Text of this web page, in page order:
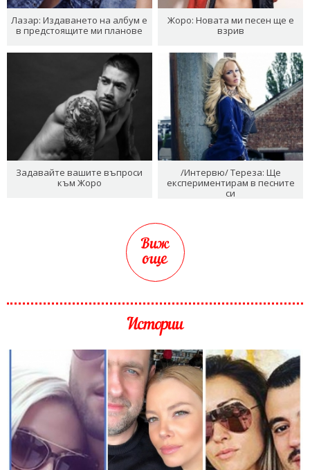
Лазар: Издаването на албум е
в предстоящите ми планове
Жоро: Новата ми песен ще е
взрив
Задавайте вашите въпроси
към Жоро
/Интервю/ Тереза: Ще
експериментирам в песните
си
Виж
още
Истории